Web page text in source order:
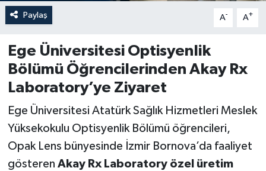
Paylaş A- A+
Ege Üniversitesi Optisyenlik
Bölümü Öğrencilerinden Akay Rx
Laboratory’ye Ziyaret
Ege Üniversitesi Atatürk Sağlık Hizmetleri Meslek
Yüksekokulu Optisyenlik Bölümü öğrencileri,
Opak Lens bünyesinde İzmir Bornova’da faaliyet
gösteren Akay Rx Laboratory özel üretim